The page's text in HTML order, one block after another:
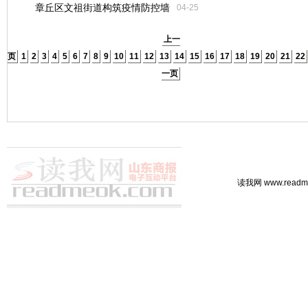
章丘区文祖街道构筑疫情防控墙 04-25
上一
页 1 2 3 4 5 6 7 8 9 10 11 12 13 14 15 16 17 18 19 20 21 22
一页
读我网